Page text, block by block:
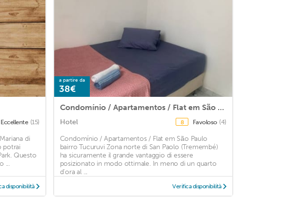
Eccellente (15)
di
potrai
Questo
...
disponibilità
a partire da
38€
Condomínio / Apartamentos / Flat em São Paulo bairro Tucuruvi Zona norte
Hotel 8 Favoloso (4)
Condomínio / Apartamentos / Flat em São Paulo
bairro Tucuruvi Zona norte di San Paolo (Tremembé)
ha sicuramente il grande vantaggio di essere
posizionato in modo ottimale. In meno di un quarto
d'ora al ...
Verifica disponibilità